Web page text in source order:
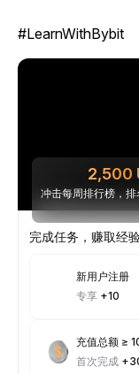
#LearnWithBybit
2,500
冲击每周排行榜，
完成任务，赚取经
新用户注册
专享 +10
充值总额 ≥
首次完成